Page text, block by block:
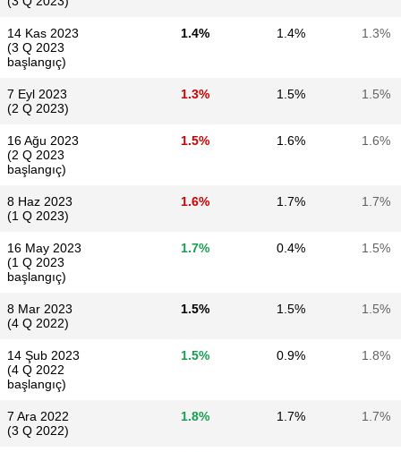
14 Kas 2023
(3 Q 2023
başlangıç)
1.4% 1.4% 1.3%
7 Eyl 2023
(2 Q 2023)
1.3% 1.5% 1.5%
16 Ağu 2023
(2 Q 2023
başlangıç)
1.5% 1.6% 1.6%
8 Haz 2023
(1 Q 2023)
1.6% 1.7% 1.7%
16 May 2023
(1 Q 2023
başlangıç)
1.7% 0.4% 1.5%
8 Mar 2023
(4 Q 2022)
1.5% 1.5% 1.5%
14 Şub 2023
(4 Q 2022
başlangıç)
1.5% 0.9% 1.8%
7 Ara 2022
(3 Q 2022)
1.8% 1.7% 1.7%